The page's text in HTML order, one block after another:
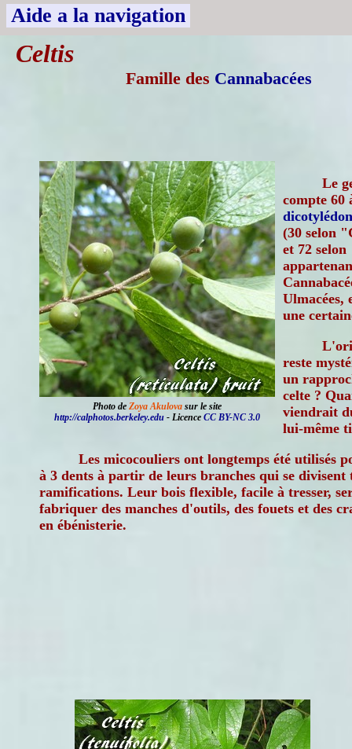
Aide a la navigation
Celtis
Famille des Cannabacées
Photo de Zoya Akulova sur le site
http://calphotos.berkeley.edu - Licence CC BY-NC 3.0
Le
compte 60
(30 selon
et 72
Ulmacées,
une
reste
un
celte ?
viendrait
lui-même
Les micocouliers ont longtemps été utilisés
à 3 dents à partir de leurs branches qui se divisent
ramifications. Leur bois flexible, facile à tresser,
fabriquer des manches d'outils, des fouets et des
en ébénisterie.